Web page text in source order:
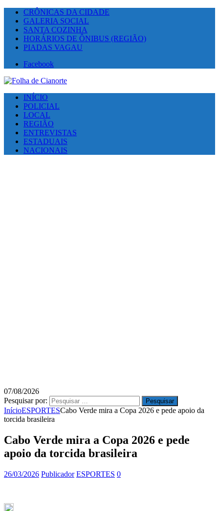
CRÔNICAS DA CIDADE
GALERIA SOCIAL
SANTA COZINHA
HORÁRIOS DE ÔNIBUS (REGIÃO)
PIADAS VAGAU
Facebook
INÍCIO
POLICIAL
LOCAL
REGIÃO
ENTREVISTAS
ESTADUAIS
NACIONAIS
07/08/2026
Pesquisar por:
InícioESPORTESCabo Verde mira a Copa 2026 e pede apoio da
torcida brasileira
Cabo Verde mira a Copa 2026 e pede
apoio da torcida brasileira
26/03/2026 Publicador ESPORTES 0